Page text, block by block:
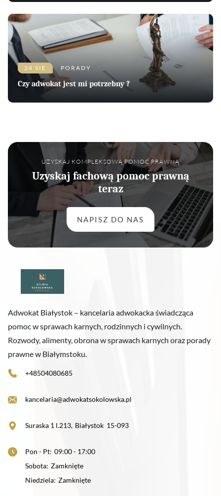
24 SIE PORADY
Czy adwokat jest mi potrzebny ?
UZYSKAJ KOMPLEKSOWĄ POMOC PRAWNĄ
Uzyskaj fachową pomoc prawną
teraz
NAPISZ DO NAS
Adwokat Białystok – kancelaria adwokacka świadcząca
pomoc w sprawach karnych, rodzinnych i cywilnych.
Rozwody, alimenty, obrona w sprawach karnych oraz porady
prawne w Białymstoku.
+48504080685
kancelaria@adwokatsokolowska.pl
Suraska 1 l.213, Białystok 15-093
Pon - Pt: 09:00 - 17:00
Sobota: Zamknięte
Niedziela: Zamknięte